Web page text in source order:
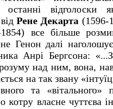
відголоски
Рене Декарта (1596-
все більше
Генон далі
Анрі Бергсона:
над ним, вона,
на так звану
та «вітального»
котру власне чуттєва